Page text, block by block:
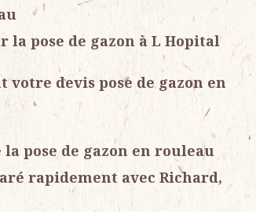
la pose de gazon à L Hopital
votre devis pose de gazon en
pose de gazon en rouleau
rapidement avec Richard,